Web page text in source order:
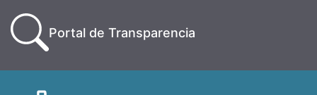
Portal de Transparencia